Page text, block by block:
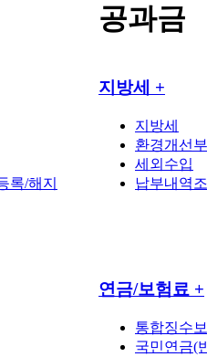
공과금
록/해지
지방세 +
지방세
환경개선
세외수입
납부내역
연금/보험료 +
통합징수
국민연금(